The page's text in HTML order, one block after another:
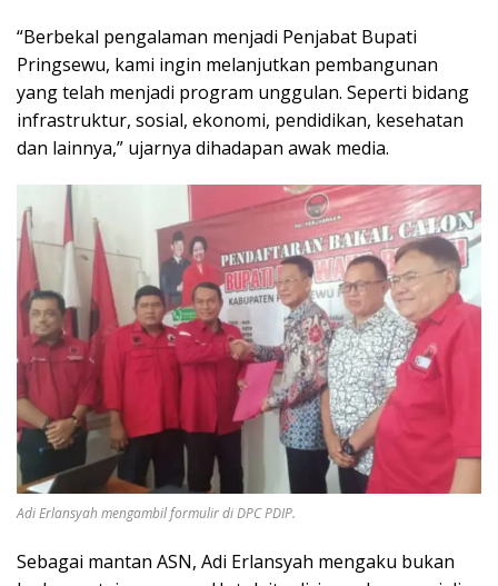
“Berbekal pengalaman menjadi Penjabat Bupati
Pringsewu, kami ingin melanjutkan pembangunan
yang telah menjadi program unggulan. Seperti bidang
infrastruktur, sosial, ekonomi, pendidikan, kesehatan
dan lainnya,” ujarnya dihadapan awak media.
Adi Erlansyah mengambil formulir di DPC PDIP.
Sebagai mantan ASN, Adi Erlansyah mengaku bukan